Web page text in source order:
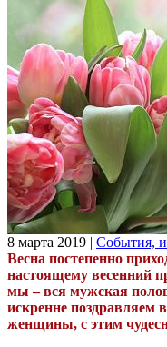
8 марта 2019 | События,
Весна постепенно
настоящему весенний
мы – вся мужская
искренне
женщины, с этим